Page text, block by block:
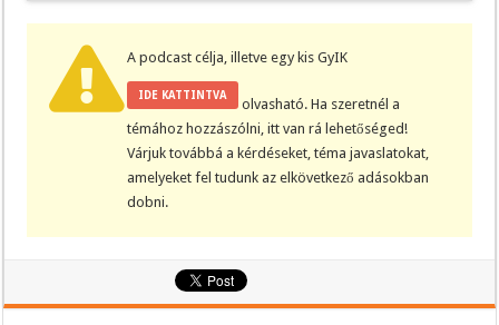
A podcast célja, illetve egy kis GyIK
IDE KATTINTVA
olvasható. Ha szeretnél a
témához hozzászólni, itt van rá lehetőséged!
Várjuk továbbá a kérdéseket, téma javaslatokat,
amelyeket fel tudunk az elkövetkező adásokban
dobni.